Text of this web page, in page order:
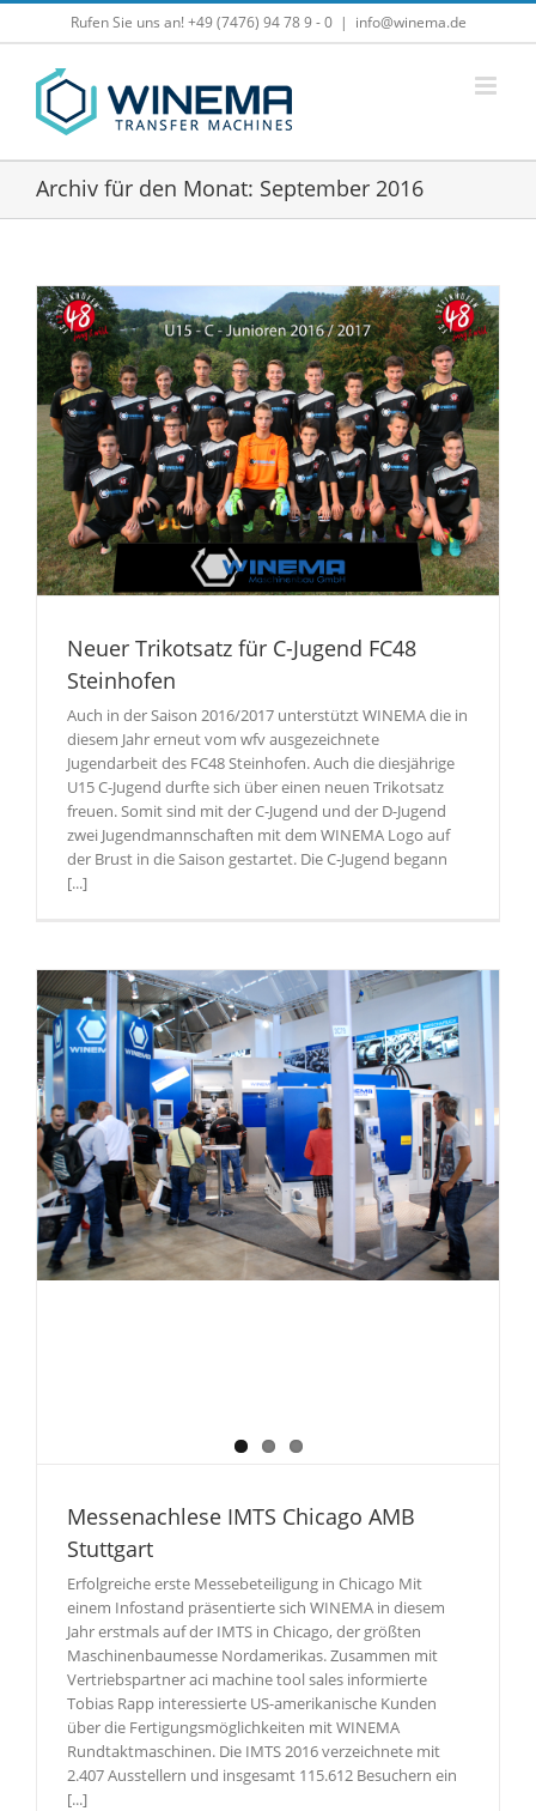
Zum
Rufen Sie uns an! +49 (7476) 94 78 9 - 0 | info@winema.de
Archiv für den Monat: September 2016
Neuer Trikotsatz für C-Jugend FC48
Steinhofen
Auch in der Saison 2016/2017 unterstützt WINEMA die in
diesem Jahr erneut vom wfv ausgezeichnete
Jugendarbeit des FC48 Steinhofen. Auch die diesjährige
U15 C-Jugend durfte sich über einen neuen Trikotsatz
freuen. Somit sind mit der C-Jugend und der D-Jugend
zwei Jugendmannschaften mit dem WINEMA Logo auf
der Brust in die Saison gestartet. Die C-Jugend begann
[...]
Messenachlese IMTS Chicago AMB
Stuttgart
Erfolgreiche erste Messebeteiligung in Chicago Mit
einem Infostand präsentierte sich WINEMA in diesem
Jahr erstmals auf der IMTS in Chicago, der größten
Maschinenbaumesse Nordamerikas. Zusammen mit
Vertriebspartner aci machine tool sales informierte
Tobias Rapp interessierte US-amerikanische Kunden
über die Fertigungsmöglichkeiten mit WINEMA
Rundtaktmaschinen. Die IMTS 2016 verzeichnete mit
2.407 Ausstellern und insgesamt 115.612 Besuchern ein
[...]